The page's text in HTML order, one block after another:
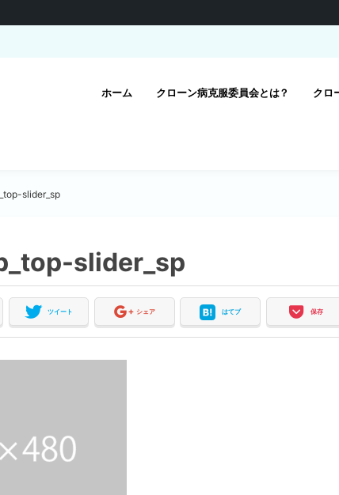
ホーム クローン病克服委員会とは？ クロ
slider_sp
slider_sp
ツイート シェア はてブ 保存